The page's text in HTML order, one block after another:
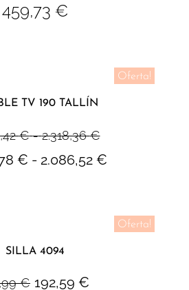
459,73 €
Oferta!
TV 190 TALLÍN
€ - 2.318,36€
€ - 2.086,52 €
Oferta!
SILLA 4094
€ 192,59 €